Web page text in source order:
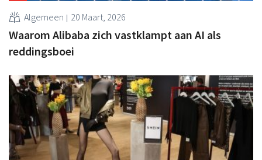
Algemeen 20 Maart, 2026
Waarom Alibaba zich vastklampt aan AI als
reddingsboei